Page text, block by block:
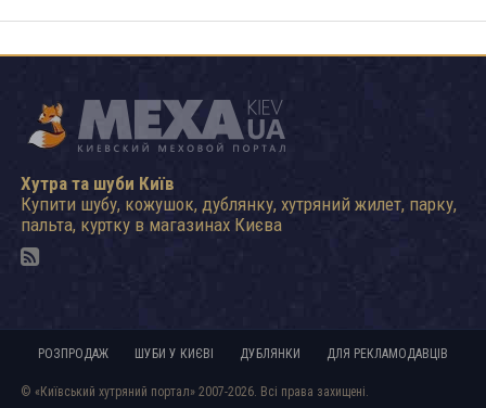
Хутра та шуби Київ
Купити шубу, кожушок, дублянку, хутряний жилет, парку,
пальта, куртку в магазинах Києва
РОЗПРОДАЖ ШУБИ У КИЄВІ ДУБЛЯНКИ ДЛЯ РЕКЛАМОДАВЦІВ
© «Київський хутряний портал» 2007-2026. Всі права захищені.